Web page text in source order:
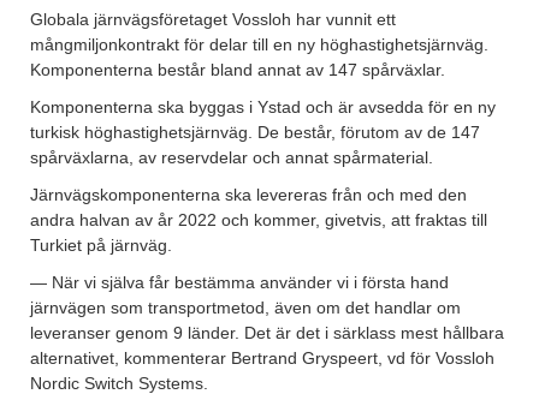
Globala järnvägsföretaget Vossloh har vunnit ett
mångmiljonkontrakt för delar till en ny höghastighetsjärnväg.
Komponenterna består bland annat av 147 spårväxlar.
Komponenterna ska byggas i Ystad och är avsedda för en ny
turkisk höghastighetsjärnväg. De består, förutom av de 147
spårväxlarna, av reservdelar och annat spårmaterial.
Järnvägskomponenterna ska levereras från och med den
andra halvan av år 2022 och kommer, givetvis, att fraktas till
Turkiet på järnväg.
— När vi själva får bestämma använder vi i första hand
järnvägen som transportmetod, även om det handlar om
leveranser genom 9 länder. Det är det i särklass mest hållbara
alternativet, kommenterar Bertrand Gryspeert, vd för Vossloh
Nordic Switch Systems.